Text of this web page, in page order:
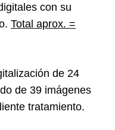
con su
Total aprox. =
de 24
de 39 imágenes
tratamiento.